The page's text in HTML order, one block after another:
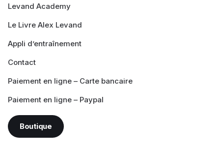
Levand Academy
Le Livre Alex Levand
Appli d’entraînement
Contact
Paiement en ligne – Carte bancaire
Paiement en ligne – Paypal
Boutique